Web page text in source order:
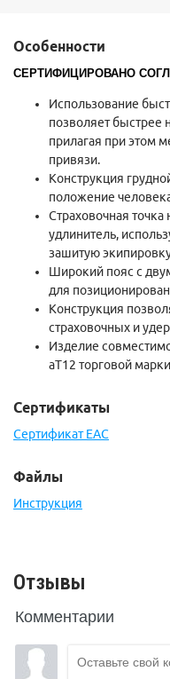
Особенности
СЕРТИФИЦИРОВАНО
Использование
позволяет быстрее
прилагая при этом
привязи.
Конструкция
положение
Страховочная
удлинитель,
зашитую
Широкий пояс с
для
Конструкция
страховочных и
Изделие
аТ12 торговой
Сертификаты
Сертификат EAC
Файлы
Инструкция
Отзывы
Комментарии